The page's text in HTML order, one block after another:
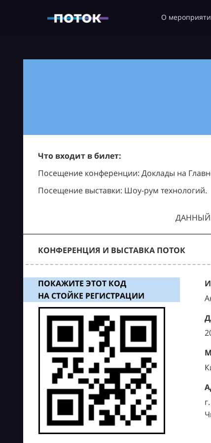
О
Что входит в билет:
Посещение конференции: Доклады на
Посещение выставки: Шоу-рум технологий.
ДАННЫЙ
КОНФЕРЕНЦИЯ И ВЫСТАВКА ПОТОК
ПОКАЖИТЕ ЭТОТ КОД
НА СТОЙКЕ РЕГИСТРАЦИИ